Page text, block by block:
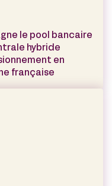
le pool bancaire
hybride
en
française